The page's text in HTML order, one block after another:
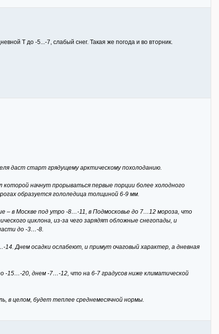
Т до -5...-7, слабый снег. Такая же погода и во вторник.
даст старт грядущему арктическому похолоданию.
начнут прорываться первые порции более холодного
образуется гололедица толщиной 6-9 мм.
– в Москве под утро -8…-11, в Подмосковье до 7…12 мороза, что
циклона, из-за чего зарядят обложные снегопады, и
до -3…-8.
Днем осадки ослабеют, и примут очаговый характер, а дневная
15…-20, днем -7…-12, что на 6-7 градусов ниже климатической
в целом, будет теплее среднемесячной нормы.